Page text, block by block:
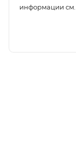
информации см.